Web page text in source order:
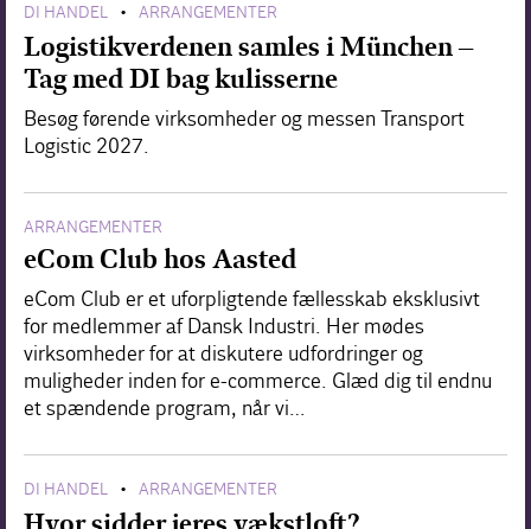
DI HANDEL • ARRANGEMENTER
Logistikverdenen samles i München –
Tag med DI bag kulisserne
Besøg førende virksomheder og messen Transport
Logistic 2027.
ARRANGEMENTER
eCom Club hos Aasted
eCom Club er et uforpligtende fællesskab eksklusivt
for medlemmer af Dansk Industri. Her mødes
virksomheder for at diskutere udfordringer og
muligheder inden for e-commerce. Glæd dig til endnu
et spændende program, når vi…
DI HANDEL • ARRANGEMENTER